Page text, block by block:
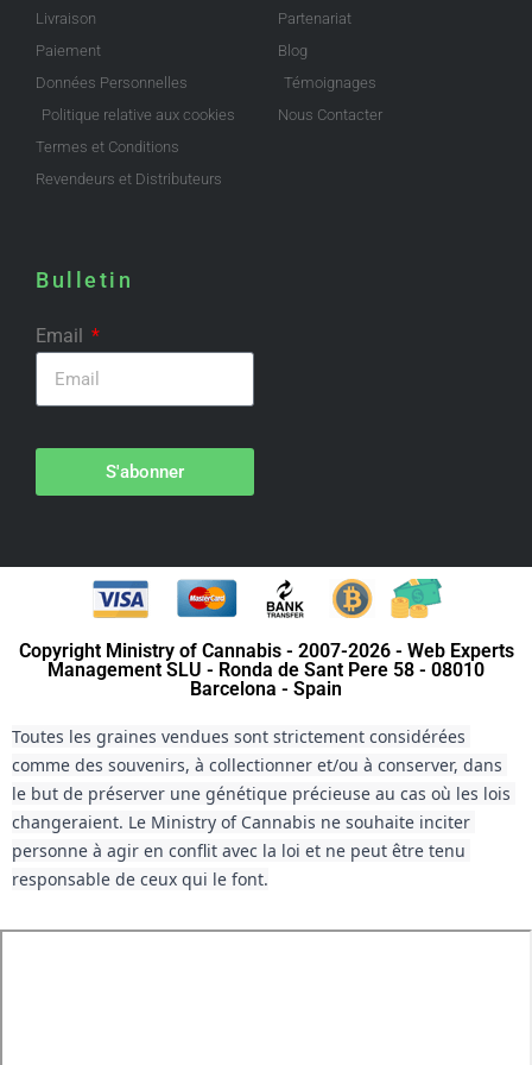
Livraison
Paiement
Données Personnelles
Politique relative aux cookies
Termes et Conditions
Revendeurs et Distributeurs
Partenariat
Blog
Témoignages
Nous Contacter
Bulletin
Email
S'abonner
Copyright Ministry of Cannabis - 2007-2026 - Web Experts
Management SLU - Ronda de Sant Pere 58 - 08010
Barcelona - Spain
Toutes les graines vendues sont strictement considérées
comme des souvenirs, à collectionner et/ou à conserver, dans
le but de préserver une génétique précieuse au cas où les lois
changeraient. Le Ministry of Cannabis ne souhaite inciter
personne à agir en conflit avec la loi et ne peut être tenu
responsable de ceux qui le font.